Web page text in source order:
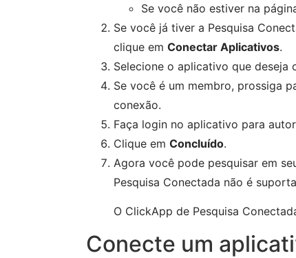
Se você não estiver na
Se você já tiver a Pesquisa
clique em Conectar Aplicativos.
Selecione o aplicativo que deseja
Se você é um membro, prossiga
conexão.
Faça login no aplicativo para
Clique em Concluído.
Agora você pode pesquisar em
Pesquisa Conectada não é
O ClickApp de Pesquisa
Conecte um